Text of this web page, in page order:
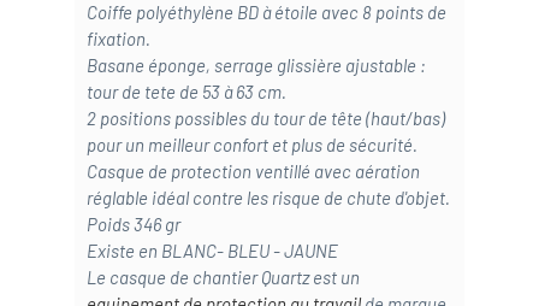
Coiffe polyéthylène BD à étoile avec 8 points de
fixation.
Basane éponge, serrage glissière ajustable :
tour de tete de 53 à 63 cm.
2 positions possibles du tour de tête (haut/bas)
pour un meilleur confort et plus de sécurité.
Casque de protection ventillé avec aération
réglable idéal contre les risque de chute d'objet.
Poids 346 gr
Existe en BLANC- BLEU - JAUNE
Le casque de chantier Quartz est un